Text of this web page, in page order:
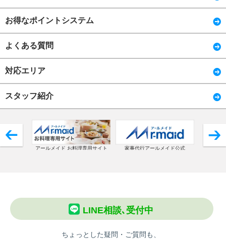
お得なポイントシステム
よくある質問
対応エリア
スタッフ紹介
アールメイド お料理専用サイト 家事代行アールメイド公式 コ
LINE相談､受付中
ちょっとした疑問・ご質問も、